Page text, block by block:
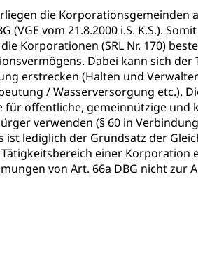
die Korporationsgemeinden
(VGE vom 21.8.2000 i.S. K.S.).
Korporationen (SRL Nr. 170)
Dabei kann sich
erstrecken (Halten und
/ Wasserversorgung etc.).
für öffentliche, gemeinnützige
verwenden (§ 60 in
lediglich der Grundsatz der
einer
von Art. 66a DBG nicht zur
Erwerbsausfallentschädigung